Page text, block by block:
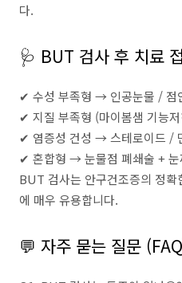
다.
🩺 BUT 검사 후 치료
✔ 수성 부족형 → 인공눈물 / 점
✔ 지질 부족형 (마이봄샘 기능
✔ 염증성 건성 → 스테로이드 /
✔ 혼합형 → 눈물점 폐쇄술 + 눈
BUT 검사는 안구건조증의 정
에 매우 유용합니다.
💬 자주 묻는 질문